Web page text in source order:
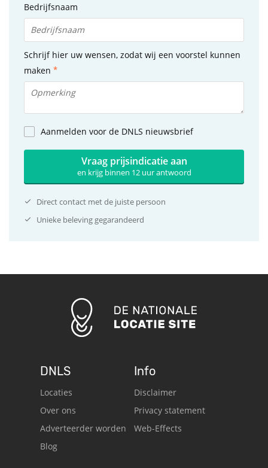
Bedrijfsnaam
Schrijf hier uw wensen, zodat wij een voorstel kunnen
maken
Aanmelden voor de DNLS nieuwsbrief
Vraag prijsindicatie aan
en krijg binnen 12 uur antwoord
Direct contact met de juiste persoon
Unieke beleving gegarandeerd
DNLS
Locaties
Over ons
Adverteerder worden
Blog
Info
Disclaimer
Privacy statement
Web-Effects